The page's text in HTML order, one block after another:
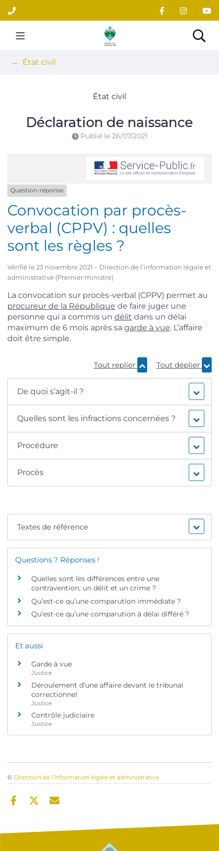
Aller
au
contenu
Site officiel du village
État civil
État civil
Déclaration de naissance
Publié le 26/07/2021
Question-réponse
Convocation par procès-
verbal (CPPV) : quelles
sont les règles ?
Vérifié le 23 novembre 2021 – Direction de l’information légale et
administrative (Premier ministre)
La convocation sur procès-verbal (CPPV) permet au
procureur de la République de faire juger une
personne qui a commis un délit dans un délai
maximum de 6 mois après sa garde à vue. L’affaire
doit être simple.
Tout replier Tout déplier
De quoi s’agit-il ?
Quelles sont les infractions concernées ?
Procédure
Procès
Textes de référence
Questions ? Réponses !
Quelles sont les différences entre une
contravention, un délit et un crime ?
Qu’est-ce qu’une comparution immédiate ?
Qu’est-ce qu’une comparution à délai différé ?
Et aussi
Garde à vue
Justice
Déroulement d’une affaire devant le tribunal
correctionnel
Justice
Contrôle judiciaire
Justice
© Direction de l’information légale et administrative